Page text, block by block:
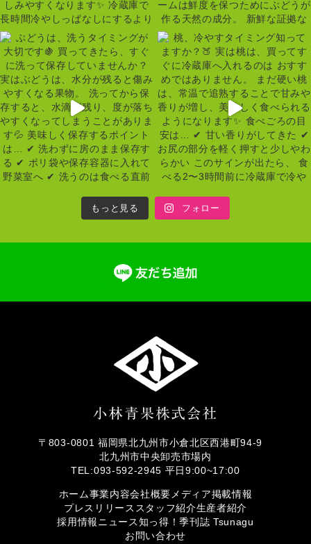
もっと見る フォロー
〒803-0801 福岡県北九州市小倉北区西港町94-9
北九州市中央卸売市場内
TEL:093-592-2945 平日9:00~17:00
ホーム事業内容会社概要 メディア掲載情報
プレスリリース スタッフ紹介生産者紹介
採用情報 ニュース 知っ得！季刊誌 Tsunagu
お問い合わせ